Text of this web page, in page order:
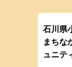
石川県
まちな
ュニテ